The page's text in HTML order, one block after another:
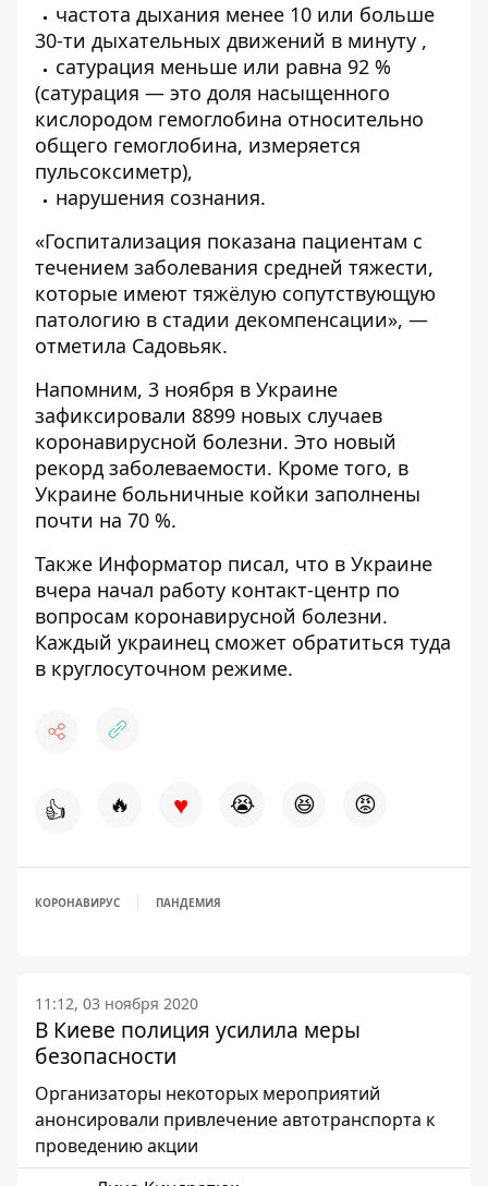
частота дыхания менее 10 или больше
30-ти дыхательных движений в минуту ,
сатурация меньше или равна 92 %
(сатурация — это доля насыщенного
кислородом гемоглобина относительно
общего гемоглобина, измеряется
пульсоксиметр),
нарушения сознания.
«Госпитализация показана пациентам с
течением заболевания средней тяжести,
которые имеют тяжёлую сопутствующую
патологию в стадии декомпенсации», —
отметила Садовьяк.
Напомним, 3 ноября в Украине
зафиксировали 8899 новых случаев
коронавирусной болезни. Это новый
рекорд заболеваемости. Кроме того, в
Украине больничные койки заполнены
почти на 70 %.
Также Информатор писал, что в Украине
вчера начал работу контакт-центр по
вопросам коронавирусной болезни.
Каждый украинец сможет обратиться туда
в круглосуточном режиме.
👍 🔥 ♥ 😭 😆 😡
КОРОНАВИРУС ПАНДЕМИЯ
11:12, 03 ноября 2020
В Киеве полиция усилила меры
безопасности
Организаторы некоторых мероприятий
анонсировали привлечение автотранспорта к
проведению акции